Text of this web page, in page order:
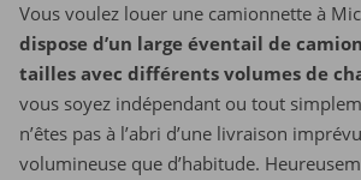
Vous voulez louer une camionnette à
dispose d’un large éventail de
tailles avec différents volumes de
vous soyez indépendant ou tout
n’êtes pas à l’abri d’une livraison
volumineuse que d’habitude.